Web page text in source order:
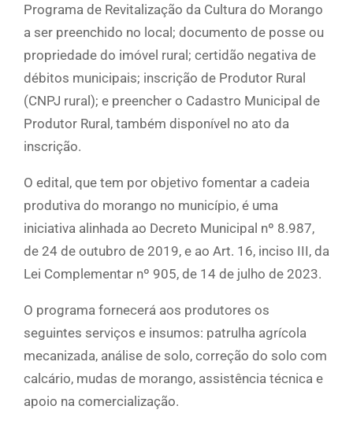
Programa de Revitalização da Cultura do Morango
a ser preenchido no local; documento de posse ou
propriedade do imóvel rural; certidão negativa de
débitos municipais; inscrição de Produtor Rural
(CNPJ rural); e preencher o Cadastro Municipal de
Produtor Rural, também disponível no ato da
inscrição.
O edital, que tem por objetivo fomentar a cadeia
produtiva do morango no município, é uma
iniciativa alinhada ao Decreto Municipal nº 8.987,
de 24 de outubro de 2019, e ao Art. 16, inciso III, da
Lei Complementar nº 905, de 14 de julho de 2023.
O programa fornecerá aos produtores os
seguintes serviços e insumos: patrulha agrícola
mecanizada, análise de solo, correção do solo com
calcário, mudas de morango, assistência técnica e
apoio na comercialização.